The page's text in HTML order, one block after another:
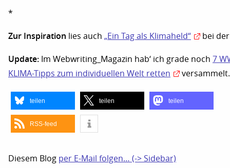
*
Zur Inspiration lies auch „Ein Tag als Klimaheld“ bei der
Update: Im Webwriting_Magazin hab‘ ich grade noch 7
KLIMA-Tipps zum individuellen Welt retten
versammelt.
teilen teilen teilen
RSS-feed
Diesem Blog per E-Mail folgen… (-> Sidebar)